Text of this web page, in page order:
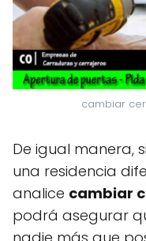
cambiar
De igual manera,
una residencia
analice cambiar
podrá asegurar